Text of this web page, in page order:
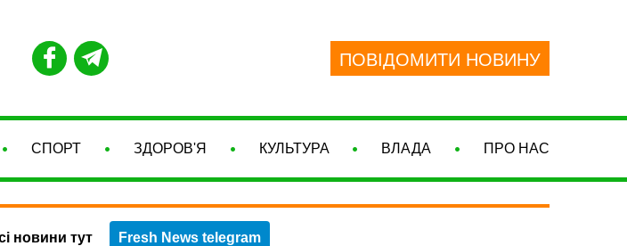
ПОВІДОМИТИ НОВИНУ
СПОРТ ЗДОРОВ'Я КУЛЬТУРА ВЛАДА ПРО НАС
новини тут Fresh News telegram